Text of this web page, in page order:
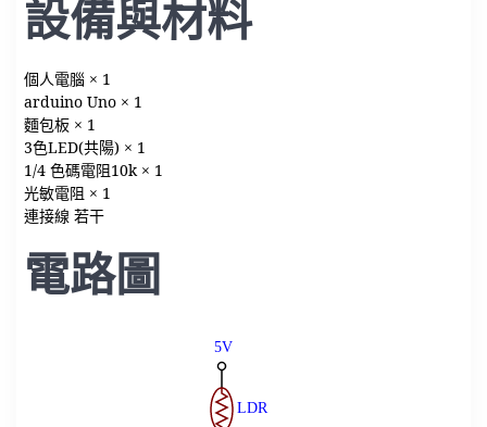
設備與材料
個人電腦 × 1
arduino Uno × 1
麵包板 × 1
3色LED(共陽) × 1
1/4 色碼電阻10k × 1
光敏電阻 × 1
連接線 若干
電路圖